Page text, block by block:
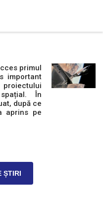
primul
important
În
după ce
aprins pe
ȘTIRI